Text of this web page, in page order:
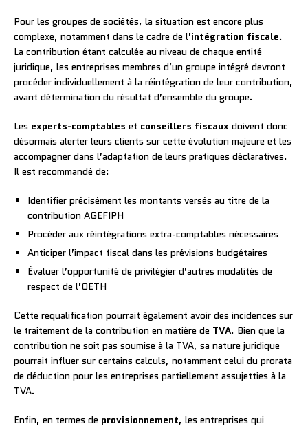
Pour les groupes de sociétés, la situation est encore plus
complexe, notamment dans le cadre de l’intégration fiscale.
La contribution étant calculée au niveau de chaque entité
juridique, les entreprises membres d’un groupe intégré devront
procéder individuellement à la réintégration de leur contribution,
avant détermination du résultat d’ensemble du groupe.
Les experts-comptables et conseillers fiscaux doivent donc
désormais alerter leurs clients sur cette évolution majeure et les
accompagner dans l’adaptation de leurs pratiques déclaratives.
Il est recommandé de:
Identifier précisément les montants versés au titre de la
contribution AGEFIPH
Procéder aux réintégrations extra-comptables nécessaires
Anticiper l’impact fiscal dans les prévisions budgétaires
Évaluer l’opportunité de privilégier d’autres modalités de
respect de l’OETH
Cette requalification pourrait également avoir des incidences sur
le traitement de la contribution en matière de TVA. Bien que la
contribution ne soit pas soumise à la TVA, sa nature juridique
pourrait influer sur certains calculs, notamment celui du prorata
de déduction pour les entreprises partiellement assujetties à la
TVA.
Enfin, en termes de provisionnement, les entreprises qui